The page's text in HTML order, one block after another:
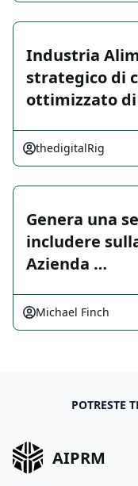
Industria
strategico di
ottimizzato
thedigitalRig
Genera una
includere
Azienda …
Michael Finch
POTRESTE
AIPRM